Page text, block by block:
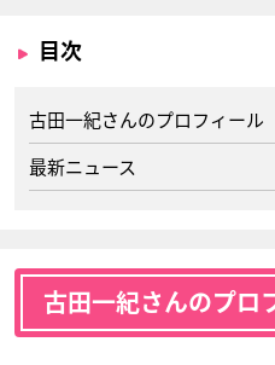
目次
古田一紀さんのプロフィール
最新ニュース
古田一紀さんのプロ